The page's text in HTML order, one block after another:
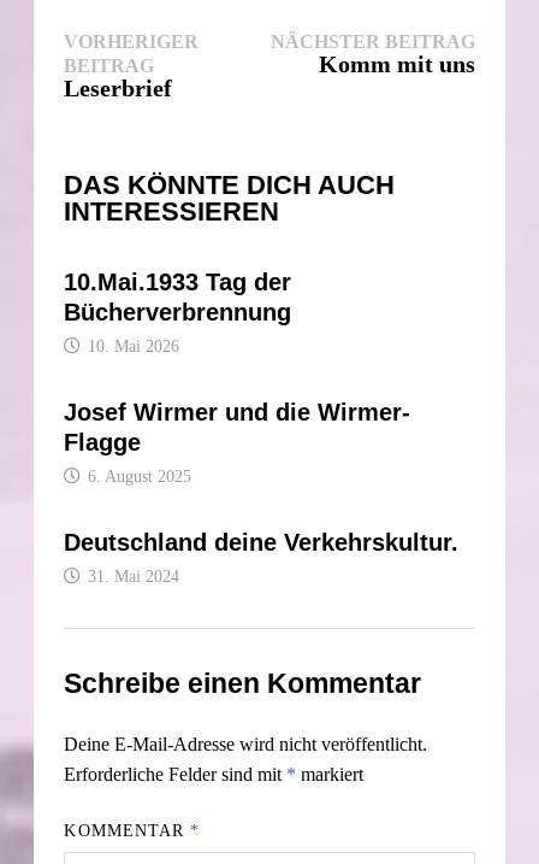
Beitragsnavigation
VORHERIGER
BEITRAGVorheriger
Beitrag:
Leserbrief
NÄCHSTER BEITRAG
Komm mit uns
DAS KÖNNTE DICH AUCH
INTERESSIEREN
10.Mai.1933 Tag der
Bücherverbrennung
10. Mai 2026
Josef Wirmer und die Wirmer-
Flagge
6. August 2025
Deutschland deine Verkehrskultur.
31. Mai 2024
Schreibe einen Kommentar
Deine E-Mail-Adresse wird nicht veröffentlicht.
Erforderliche Felder sind mit * markiert
KOMMENTAR *